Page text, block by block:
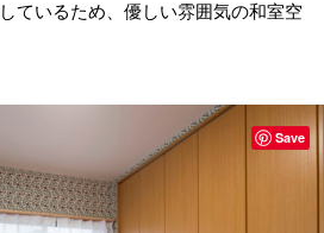
ているため、優しい雰囲気の和室空
Save